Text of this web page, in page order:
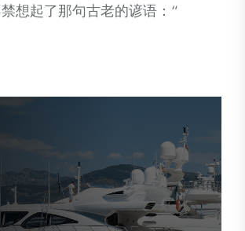
想起了那句古老的谚语：“